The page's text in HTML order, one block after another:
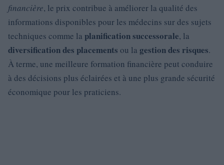
financière, le prix contribue à améliorer la qualité des
informations disponibles pour les médecins sur des sujets
techniques comme la planification successorale, la
diversification des placements ou la gestion des risques.
À terme, une meilleure formation financière peut conduire
à des décisions plus éclairées et à une plus grande sécurité
économique pour les praticiens.